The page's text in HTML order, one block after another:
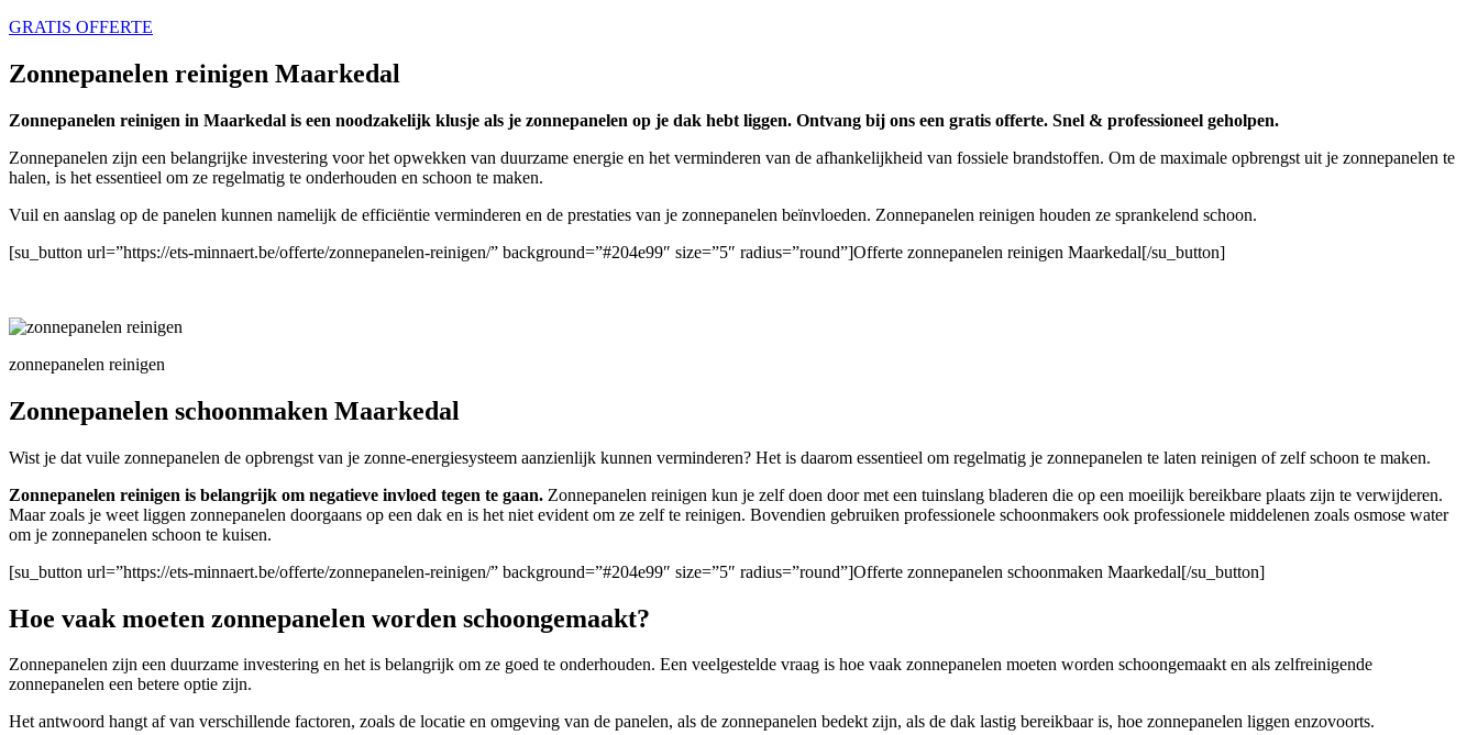
GRATIS OFFERTE
Zonnepanelen reinigen Maarkedal
Zonnepanelen reinigen in Maarkedal is een noodzakelijk klusje als je zonnepanelen op je dak hebt liggen. Ontvang bij ons een gratis offerte. Snel & professioneel geholpen.
Zonnepanelen zijn een belangrijke investering voor het opwekken van duurzame energie en het verminderen van de afhankelijkheid van fossiele brandstoffen. Om de maximale opbrengst uit je zonnepanelen te
halen, is het essentieel om ze regelmatig te onderhouden en schoon te maken.
Vuil en aanslag op de panelen kunnen namelijk de efficiëntie verminderen en de prestaties van je zonnepanelen beïnvloeden. Zonnepanelen reinigen houden ze sprankelend schoon.
[su_button url=”https://ets-minnaert.be/offerte/zonnepanelen-reinigen/” background=”#204e99″ size=”5″ radius=”round”]Offerte zonnepanelen reinigen Maarkedal[/su_button]
zonnepanelen reinigen
Zonnepanelen schoonmaken Maarkedal
Wist je dat vuile zonnepanelen de opbrengst van je zonne-energiesysteem aanzienlijk kunnen verminderen? Het is daarom essentieel om regelmatig je zonnepanelen te laten reinigen of zelf schoon te maken.
Zonnepanelen reinigen is belangrijk om negatieve invloed tegen te gaan. Zonnepanelen reinigen kun je zelf doen door met een tuinslang bladeren die op een moeilijk bereikbare plaats zijn te verwijderen.
Maar zoals je weet liggen zonnepanelen doorgaans op een dak en is het niet evident om ze zelf te reinigen. Bovendien gebruiken professionele schoonmakers ook professionele middelenen zoals osmose water
om je zonnepanelen schoon te kuisen.
[su_button url=”https://ets-minnaert.be/offerte/zonnepanelen-reinigen/” background=”#204e99″ size=”5″ radius=”round”]Offerte zonnepanelen schoonmaken Maarkedal[/su_button]
Hoe vaak moeten zonnepanelen worden schoongemaakt?
Zonnepanelen zijn een duurzame investering en het is belangrijk om ze goed te onderhouden. Een veelgestelde vraag is hoe vaak zonnepanelen moeten worden schoongemaakt en als zelfreinigende
zonnepanelen een betere optie zijn.
Het antwoord hangt af van verschillende factoren, zoals de locatie en omgeving van de panelen, als de zonnepanelen bedekt zijn, als de dak lastig bereikbaar is, hoe zonnepanelen liggen enzovoorts.